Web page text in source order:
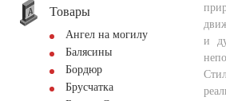
Товары
Ангел на могилу
Балясины
Бордюр
Брусчатка
и